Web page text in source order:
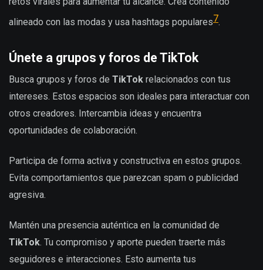
alineado con las modas y usa hashtags populares7.
Únete a grupos y foros de TikTok
Busca grupos y foros de TikTok relacionados con tus
intereses. Estos espacios son ideales para interactuar con
otros creadores. Intercambia ideas y encuentra
oportunidades de colaboración.
Participa de forma activa y constructiva en estos grupos.
Evita comportamientos que parezcan spam o publicidad
agresiva.
Mantén una presencia auténtica en la comunidad de
TikTok. Tu compromiso y aporte pueden traerte más
seguidores e interacciones. Esto aumenta tus